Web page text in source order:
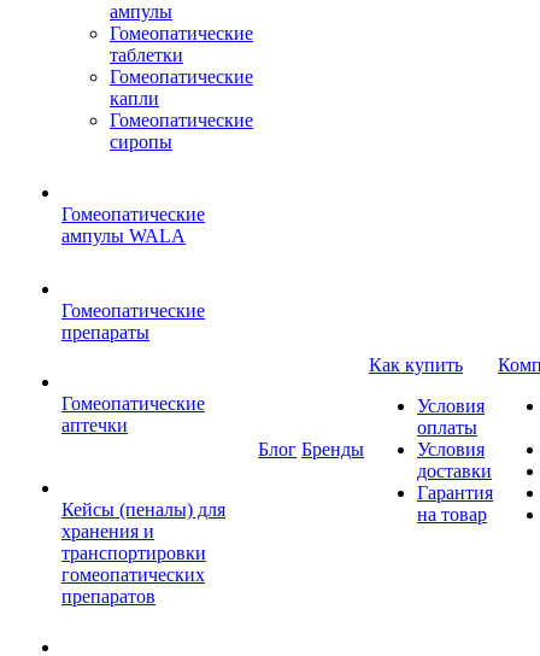
ампулы
Гомеопатические
таблетки
Гомеопатические
капли
Гомеопатические
сиропы
Гомеопатические
ампулы WALA
Гомеопатические
препараты
Гомеопатические
аптечки
Кейсы (пеналы) для
хранения и
транспортировки
гомеопатических
препаратов
Блог Бренды
Как купить
Условия
оплаты
Условия
доставки
Гарантия
на товар